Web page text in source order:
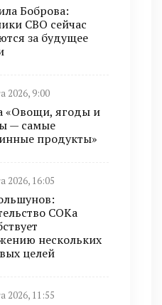
Боброва:
СВО сейчас
за будущее
2026, 9:00
«Овощи, ягоды и
— самые
продукты»
2026, 16:05
СОКа
нескольких
целей
2026, 11:55